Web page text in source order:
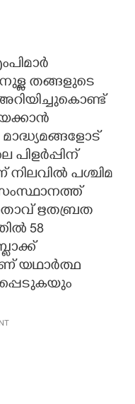
തങ്ങളുടെ
അറിയിച്ചുകൊണ്ട്
മാദ്ധ്യമങ്ങളോട്
പിളർപ്പിന്
പശ്ചിമ
ഋതബ്രത
58
യഥാർത്ഥ